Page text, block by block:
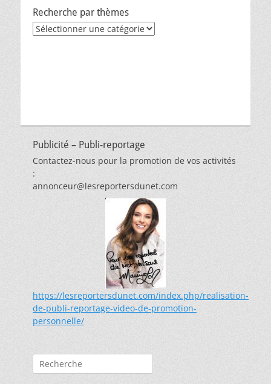
Recherche par thèmes
Recherche
Publicité – Publi-reportage
Contactez-nous pour la promotion de vos activités
:
annonceur@lesreportersdunet.com
https://lesreportersdunet.com/index.php/realisation-
de-publi-reportage-video-de-promotion-
personnelle/
Rechercher :